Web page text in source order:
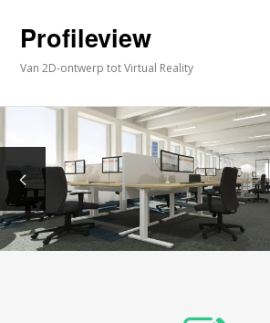
Profileview
Van 2D-ontwerp tot Virtual Reality